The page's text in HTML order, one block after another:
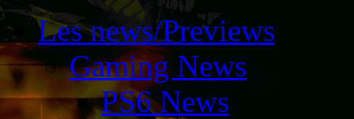
Les news/Previews
Gaming News
PS6 News